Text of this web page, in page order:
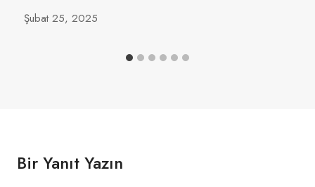
Şubat 25, 2025
Bir Yanıt Yazın